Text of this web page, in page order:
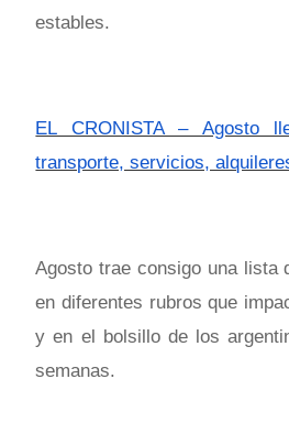
estables.
EL CRONISTA – Agosto
transporte, servicios,
Agosto trae consigo una lista
en diferentes rubros que
y en el bolsillo de los
semanas.